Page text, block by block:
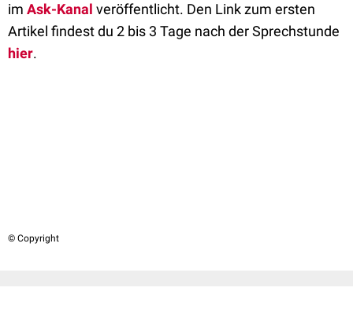
im Ask-Kanal veröffentlicht. Den Link zum ersten
Artikel findest du 2 bis 3 Tage nach der Sprechstunde
hier.
© Copyright